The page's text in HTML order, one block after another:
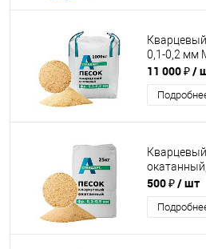
0,1-0,2 мм
11 000 ₽/
500 ₽/ шт